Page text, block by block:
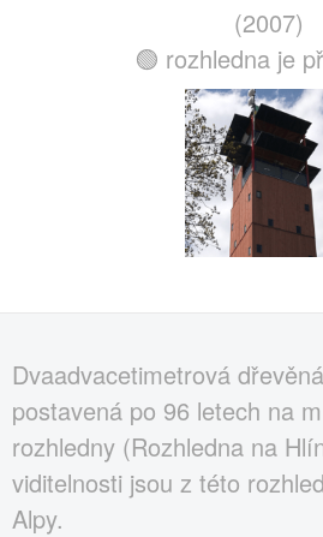
(2007)
🟢 rozhledna je
Dvaadvacetimetrová
postavená po 96 letech na
rozhledny (Rozhledna na
viditelnosti jsou z této
Alpy.